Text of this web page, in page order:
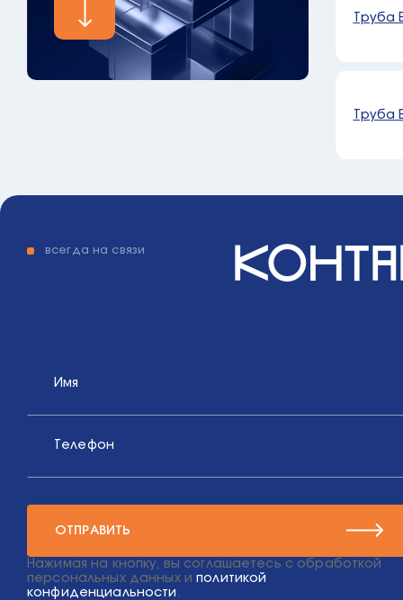
Труба
Труба
всегда на связи
Имя
Телефон
ОТПРАВИТЬ
Нажимая на кнопку, вы соглашаетесь с обработкой
персональных данных иполитикой
конфиденциальности .